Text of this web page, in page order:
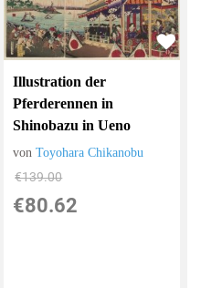
Illustration der
Pferderennen in
Shinobazu in Ueno
vonToyohara Chikanobu
€139.00
€80.62